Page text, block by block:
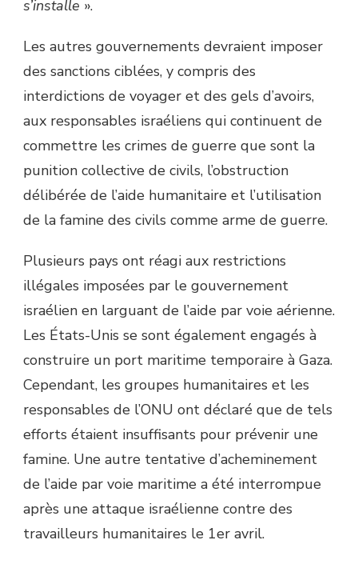
s’installe ».
Les autres gouvernements devraient imposer
des sanctions ciblées, y compris des
interdictions de voyager et des gels d’avoirs,
aux responsables israéliens qui continuent de
commettre les crimes de guerre que sont la
punition collective de civils, l’obstruction
délibérée de l’aide humanitaire et l’utilisation
de la famine des civils comme arme de guerre.
Plusieurs pays ont réagi aux restrictions
illégales imposées par le gouvernement
israélien en larguant de l’aide par voie aérienne.
Les États-Unis se sont également engagés à
construire un port maritime temporaire à Gaza.
Cependant, les groupes humanitaires et les
responsables de l’ONU ont déclaré que de tels
efforts étaient insuffisants pour prévenir une
famine. Une autre tentative d’acheminement
de l’aide par voie maritime a été interrompue
après une attaque israélienne contre des
travailleurs humanitaires le 1er avril.